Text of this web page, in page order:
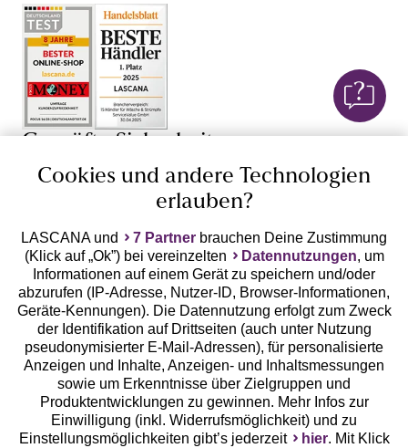
Geprüfte Sicherheit
Unsere Apps
Gratis Versand ab50 €
Cookies und andere Technologien
erlauben?
LASCANA und 7 Partner brauchen Deine Zustimmung
(Klick auf „Ok”) bei vereinzelten
Datennutzungen, um
Informationen auf einem Gerät zu speichern und/oder
abzurufen (IP-Adresse, Nutzer-ID, Browser-Informationen,
Geräte-Kennungen). Die Datennutzung erfolgt zum Zweck
der Identifikation auf Drittseiten (auch unter Nutzung
pseudonymisierter E-Mail-Adressen), für personalisierte
Anzeigen und Inhalte, Anzeigen- und Inhaltsmessungen
sowie um Erkenntnisse über Zielgruppen und
Produktentwicklungen zu gewinnen. Mehr Infos zur
Einwilligung (inkl. Widerrufsmöglichkeit) und zu
Einstellungsmöglichkeiten gibt’s jederzeit
hier. Mit Klick